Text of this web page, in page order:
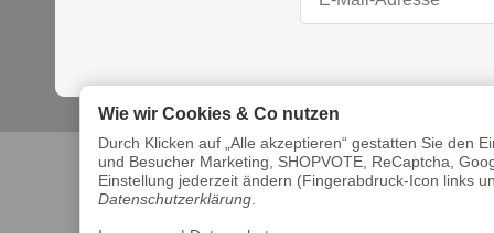
Wie wir Cookies & Co nutzen
Durch Klicken auf „Alle akzeptieren“ gestatten Sie den
und Besucher Marketing, SHOPVOTE, ReCaptcha,
Einstellung jederzeit ändern (Fingerabdruck-Icon links
Datenschutzerklärung.